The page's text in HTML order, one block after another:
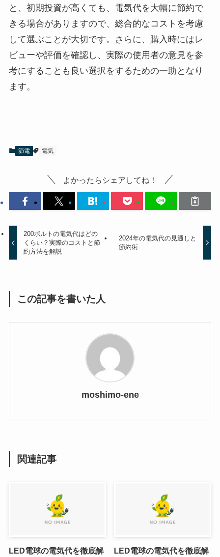
と、初期投資が高くても、電気代を大幅に節約で
きる場合がありますので、総合的なコストを考慮
して選ぶことが大切です。さらに、購入時にはレ
ビューや評価を確認し、実際の使用者の意見を参
考にすることも良い選択をするための一助となり
ます。
節電 電気
よかったらシェアしてね！
200ボルトの電気代はどの
くらい？実際のコストと節
約方法を解説
2024年の電気代の見通しと
節約術
この記事を書いた人
moshimo-ene
関連記事
LED電球の電気代を徹底解
LED電球の電気代を徹底解